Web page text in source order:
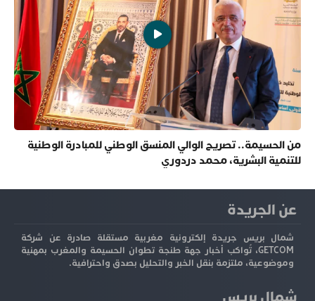
من الحسيمة.. تصريح الوالي المنسق الوطني للمبادرة الوطنية
للتنمية البشرية، محمد دردوري
عن الجريدة
شمال بريس جريدة إلكترونية مغربية مستقلة صادرة عن شركة
GETCOM، تُواكب أخبار جهة طنجة تطوان الحسيمة والمغرب بمهنية
وموضوعية، ملتزمة بنقل الخبر والتحليل بصدق واحترافية.